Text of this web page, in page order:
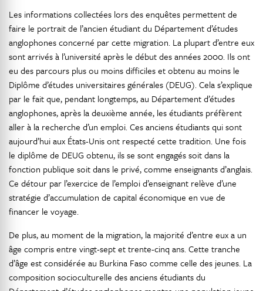
Les informations collectées lors des enquêtes permettent de
faire le portrait de l’ancien étudiant du Département d’études
anglophones concerné par cette migration. La plupart d’entre eux
sont arrivés à l’université après le début des années 2000. Ils ont
eu des parcours plus ou moins difficiles et obtenu au moins le
Diplôme d’études universitaires générales (DEUG). Cela s’explique
par le fait que, pendant longtemps, au Département d’études
anglophones, après la deuxième année, les étudiants préfèrent
aller à la recherche d’un emploi. Ces anciens étudiants qui sont
aujourd’hui aux États-Unis ont respecté cette tradition. Une fois
le diplôme de DEUG obtenu, ils se sont engagés soit dans la
fonction publique soit dans le privé, comme enseignants d’anglais.
Ce détour par l’exercice de l’emploi d’enseignant relève d’une
stratégie d’accumulation de capital économique en vue de
financer le voyage.
De plus, au moment de la migration, la majorité d’entre eux a un
âge compris entre vingt-sept et trente-cinq ans. Cette tranche
d’âge est considérée au Burkina Faso comme celle des jeunes. La
composition socioculturelle des anciens étudiants du